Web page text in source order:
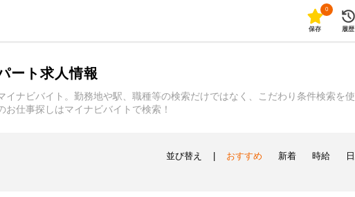
0
保存 履歴
ート求人情報
ナビバイト。勤務地や駅、職種等の検索だけではなく、こだわり条件検索を
仕事探しはマイナビバイトで検索！
並び替え おすすめ 新着 時給